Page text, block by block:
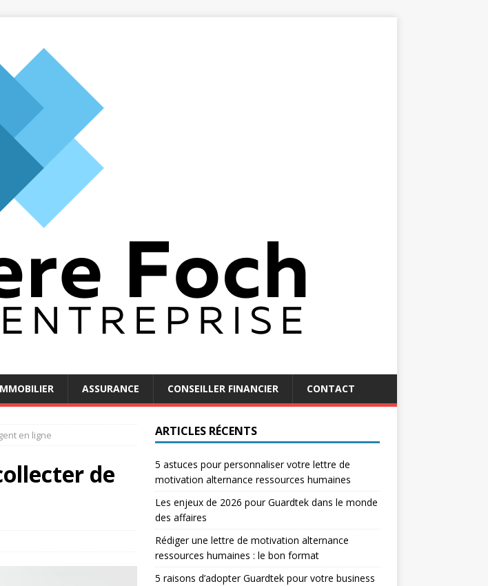
ASSURANCE CONSEILLER FINANCIER CONTACT
en ligne
de
ARTICLES RÉCENTS
5 astuces pour personnaliser votre lettre de
motivation alternance ressources humaines
Les enjeux de 2026 pour Guardtek dans le monde
des affaires
Rédiger une lettre de motivation alternance
ressources humaines : le bon format
5 raisons d’adopter Guardtek pour votre business